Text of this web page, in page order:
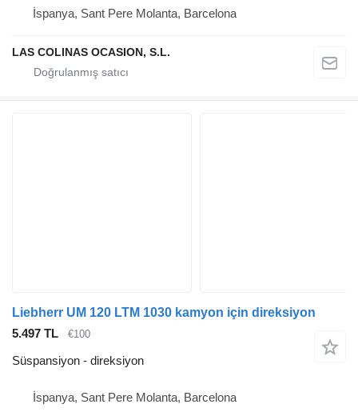
İspanya, Sant Pere Molanta, Barcelona
LAS COLINAS OCASION, S.L.
Liebherr UM 120 LTM 1030 kamyon için direksiyon
5.497 TL
€100
Süspansiyon - direksiyon
İspanya, Sant Pere Molanta, Barcelona